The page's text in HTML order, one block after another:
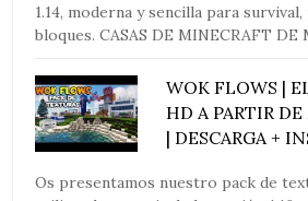
1.14, moderna y sencilla para survival,
bloques. CASAS DE MINECRAFT DE
WOK FLOWS |
HD A PARTIR
| DESCARGA +
Os presentamos nuestro pack de